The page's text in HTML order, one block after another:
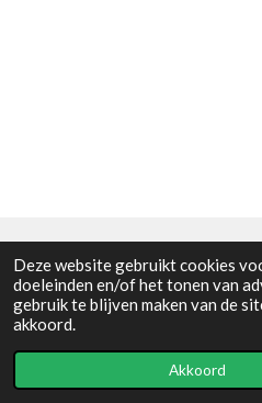
Deze website gebruikt cookies
doeleinden en/of het tonen van
gebruik te blijven maken van de
akkoord.
Akkoord
Algemene voorwaarden
© 2021 - RC en mineralenshop Het